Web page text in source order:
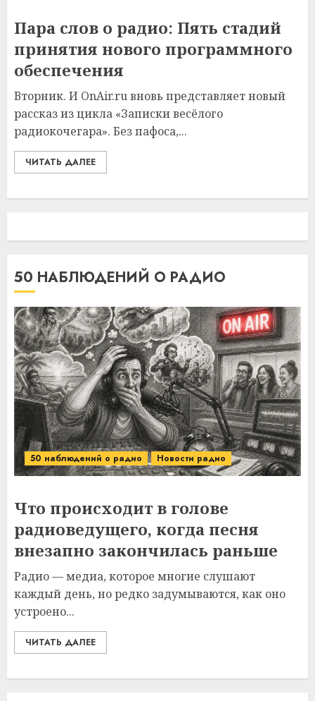
Пара слов о радио: Пять стадий
принятия нового программного
обеспечения
Вторник. И OnAir.ru вновь представляет новый
рассказ из цикла «Записки весёлого
радиокочегара». Без пафоса,...
ЧИТАТЬ ДАЛЕЕ
50 НАБЛЮДЕНИЙ О РАДИО
50 наблюдений о радио Новости радио
Что происходит в голове
радиоведущего, когда песня
внезапно закончилась раньше
Радио — медиа, которое многие слушают
каждый день, но редко задумываются, как оно
устроено...
ЧИТАТЬ ДАЛЕЕ